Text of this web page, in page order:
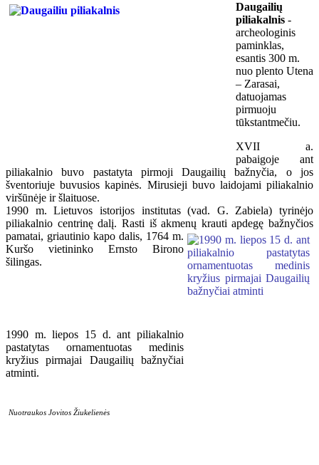
Daugailių
piliakalnis -
archeologinis
paminklas,
esantis 300 m.
nuo plento Utena
– Zarasai,
datuojamas
pirmuoju
tūkstantmečiu.
XVII a.
pabaigoje ant
piliakalnio buvo pastatyta pirmoji Daugailių bažnyčia, o jos
šventoriuje buvusios kapinės. Mirusieji buvo laidojami piliakalnio
viršūnėje ir šlaituose.
1990 m. Lietuvos istorijos institutas (vad. G. Zabiela) tyrinėjo
piliakalnio centrinę dalį. Rasti iš akmenų krautiapdegę bažnyčios
pamatai, griautinio kapo dalis, 1764 m.
Kuršo vietininko Ernsto Birono
šilingas.
1990 m. liepos 15 d. ant piliakalnio
pastatytas ornamentuotas medinis
kryžius pirmajai Daugailių bažnyčiai
atminti.
Nuotraukos Jovitos Žiukelienės